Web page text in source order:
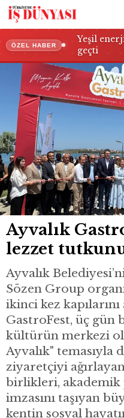
ÖZEL HABER
Yeşil
geçti
Ayvalık
lezzet
Ayvalık
Sözen Group
ikinci kez kapılarını
GastroFest, üç gün
kültürün merkezi
Ayvalık" temasıyla
ziyaretçiyi
birlikleri, akademik
imzasını taşıyan
kentin sosyal